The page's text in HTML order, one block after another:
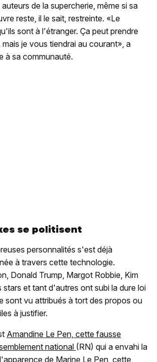
de la supercherie, même si sa
reste, il le sait, restreinte. «Le
sont à l'étranger. Ça peut prendre
je vous tiendrai au courant», a
à sa communauté.
se politisent
personnalités s'est déjà
à travers cette technologie.
Donald Trump, Margot Robbie, Kim
stars et tant d'autres ont subi la dure loi
sont vu attribués à tort des propos ou
à justifier.
Amandine Le Pen, cette fausse
national (RN) qui a envahi la
de Marine Le Pen, cette